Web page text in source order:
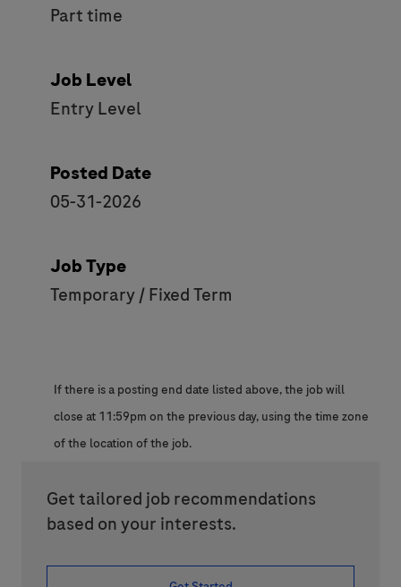
Part time
Job Level
Entry Level
Posted Date
05-31-2026
Job Type
Temporary / Fixed Term
If there is a posting end date listed above, the job will
close at 11:59pm on the previous day, using the time zone
of the location of the job.
Get tailored job recommendations
based on your interests.